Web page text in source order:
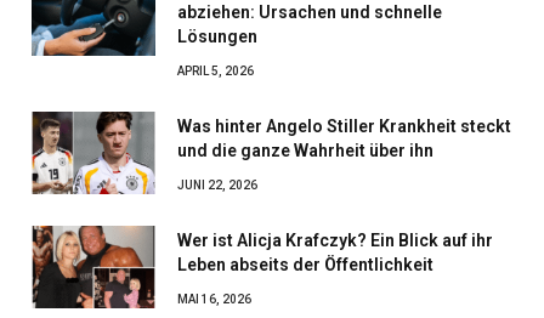
abziehen: Ursachen und schnelle
Lösungen
APRIL 5, 2026
Was hinter Angelo Stiller Krankheit steckt
und die ganze Wahrheit über ihn
JUNI 22, 2026
Wer ist Alicja Krafczyk? Ein Blick auf ihr
Leben abseits der Öffentlichkeit
MAI 16, 2026